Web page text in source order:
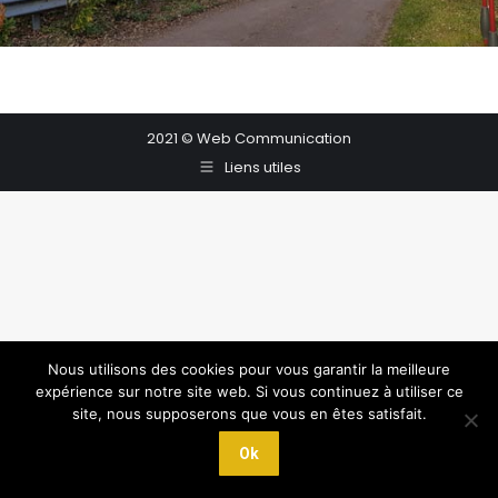
2021 © Web Communication
Liens utiles
Nous utilisons des cookies pour vous garantir la meilleure
expérience sur notre site web. Si vous continuez à utiliser ce
site, nous supposerons que vous en êtes satisfait.
Ok